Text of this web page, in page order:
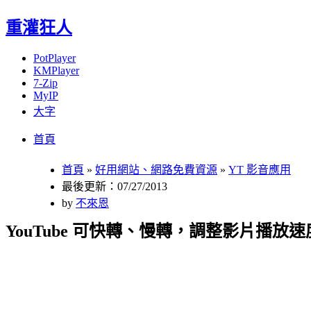
重灌狂人
PotPlayer
KMPlayer
7-Zip
MyIP
大字
首頁
首頁 » 好用網站、網路免費資源 » YT 影音應用
最後更新：07/27/2013
by 不來恩
YouTube 可快轉、慢轉，調整影片播放速